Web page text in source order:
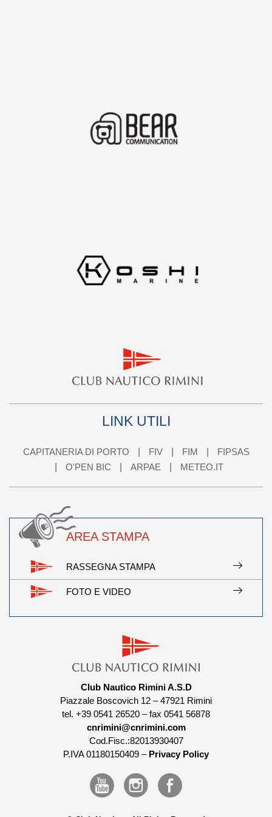
LINK UTILI
CAPITANERIA DI PORTO FIV FIM
FIPSAS
O'PEN BIC
ARPAE METEO.IT
AREA STAMPA
RASSEGNA STAMPA
FOTO E VIDEO
Club Nautico Rimini A.S.D
Piazzale Boscovich 12 – 47921 Rimini
tel. +39 0541 26520 – fax 0541 56878
cnrimini@cnrimini.com
Cod.Fisc.:82013930407
P.IVA 01180150409 – Privacy Policy